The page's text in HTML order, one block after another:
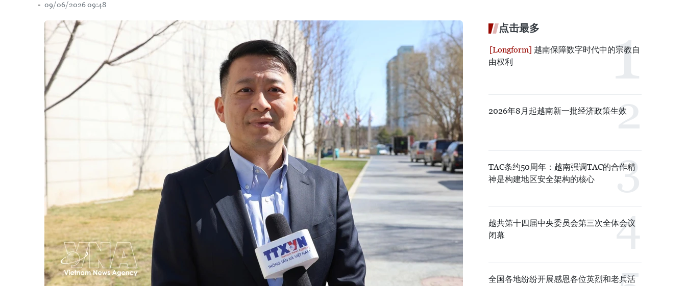
09/06/2026 09:48
点击最多
越南保障数字时代中的宗教自
由权利
2026年8月起越南新一批经济政策生效
TAC条约50周年：越南强调TAC的合作精
神是构建地区安全架构的核心
越共第十四届中央委员会第三次全体会议
闭幕
全国各地纷纷开展感恩各位英烈和老兵活